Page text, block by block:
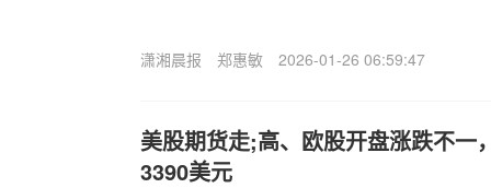
潇湘晨报 郑惠敏 2026-01-26 06:59:47
美股期货走;高、欧股开盘涨跌不一
3390美元